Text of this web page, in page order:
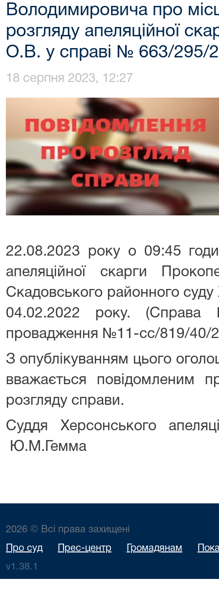
Володимировича про
розгляду апеляційної
О.В. у справі № 663/295/
18 серпня 2023, 12:27
22.08.2023 року о 09:45
апеляційної скарги
Скадовського районного суду
04.02.2022 року.
провадження №11-сс/819/40/
З опублікуванням цього
вважається повідомленим
розгляду справи.
Суддя Херсонського
Ю.М.Гемма
2026 © Всі права захищені
Про суд Прес-центр Громадянам
v1.38.1